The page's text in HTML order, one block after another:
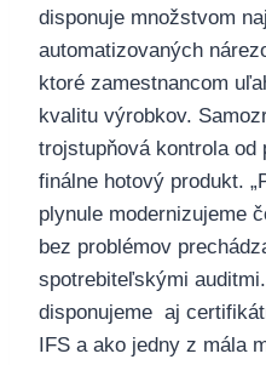
disponuje množstvom
automatizovaných
ktoré zamestnancom
kvalitu výrobkov.
trojstupňová kontrola
finálne hotový produkt.
plynule modernizujeme
bez problémov
spotrebiteľskými
disponujeme aj
IFS a ako jedny z mála